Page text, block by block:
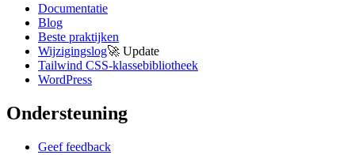
Documentatie
Blog
Beste praktijken
Wijzigingslog🚀 Update
Tailwind CSS-klassebibliotheek
WordPress
Ondersteuning
Geef feedback